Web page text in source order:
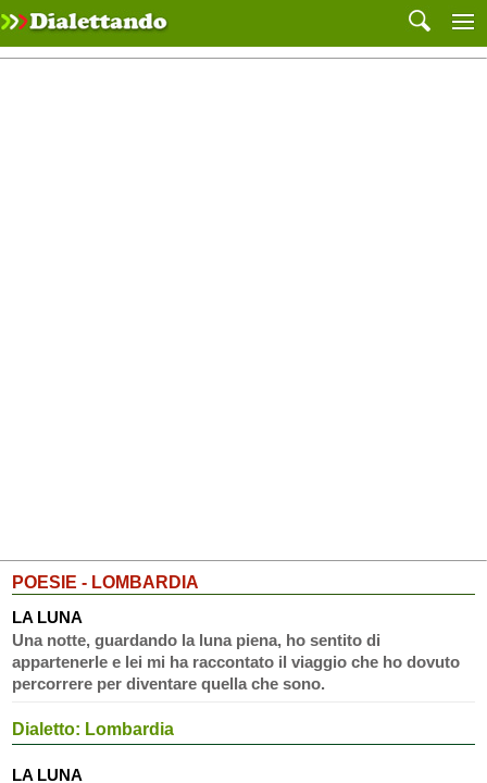
POESIE - LOMBARDIA
LA LUNA
Una notte, guardando la luna piena, ho sentito di
appartenerle e lei mi ha raccontato il viaggio che ho dovuto
percorrere per diventare quella che sono.
Dialetto: Lombardia
LA LUNA